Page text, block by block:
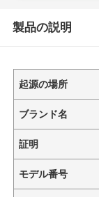
製品の説明
起源の場所
ブランド名
証明
モデル番号